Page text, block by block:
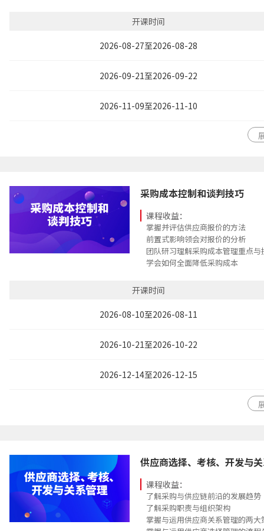
开课时间
2026-08-27至2026-08-28
2026-09-21至2026-09-22
2026-11-09至2026-11-10
采购成本控制和谈判技巧
课程收益：
掌握并评估供应商报价的方法
前置式影响领会对报价的分析
团队研习理解采购成本管理重点与
学会如何全面降低采购成本
掌握谈判策略与步骤
应用谈判策略与节拍技巧
熟练掌握谈判筹码构建
开课时间
2026-08-10至2026-08-11
2026-10-21至2026-10-22
2026-12-14至2026-12-15
供应商选择、考核、开发与
课程收益：
了解采购与供应链前沿的发展趋势
了解采购职责与组织架构
掌握与运用供应商关系管理的两大